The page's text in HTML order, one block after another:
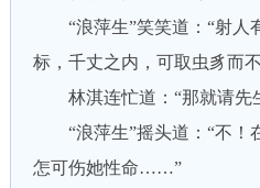
“浪萍生”笑笑道：“射人
标，千丈之内，可取虫豸而
林淇连忙道：“那就请先
“浪萍生”摇头道：“不！
怎可伤她性命……”